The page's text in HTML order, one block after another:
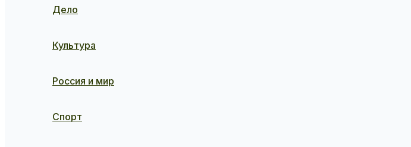
Дело
Культура
Россия и мир
Спорт